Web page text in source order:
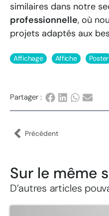
similaires dans notre
professionnelle, où
projets adaptés aux
Affichage Affiche Poster
Partager :
Précédent
Sur le même
D’autres articles